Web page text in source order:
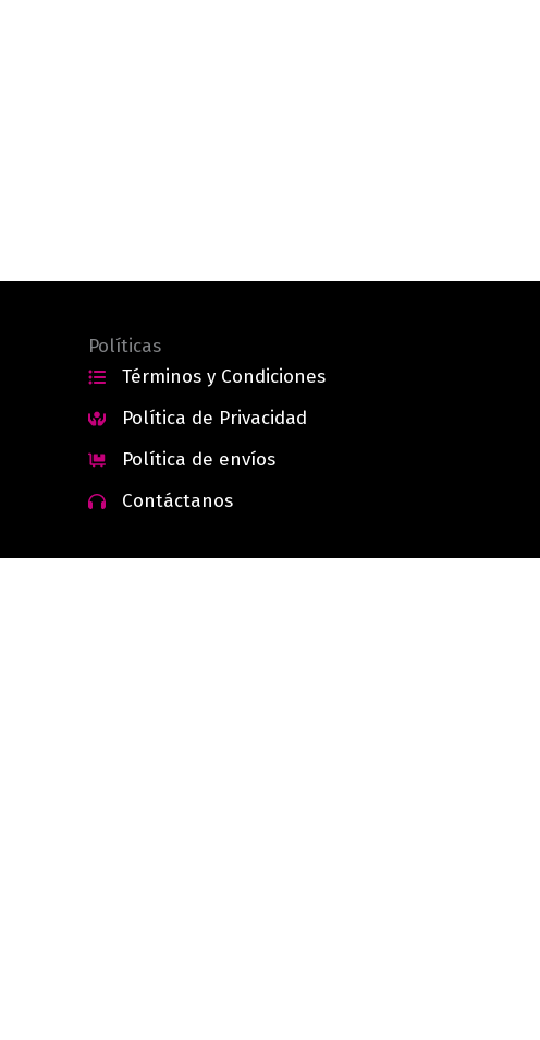
Políticas
Términos y Condiciones
Política de Privacidad
Política de envíos
Contáctanos